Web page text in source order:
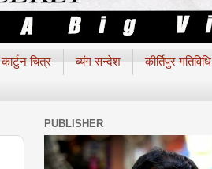
कार्टुन चित्र ब्यंग सन्देश
कीर्तिपुर गतिविधि
PUBLISHER